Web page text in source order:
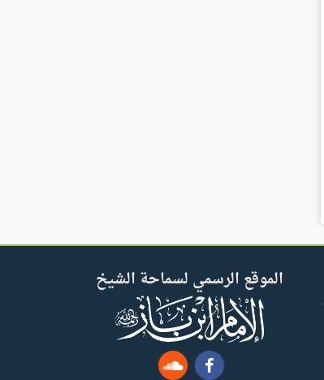
الموقع الرسمي لسماحة الشيخ